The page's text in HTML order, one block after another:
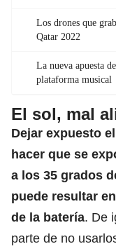
Los drones que
Qatar 2022
La nueva apuesta
plataforma musical
El sol, mal
Dejar expuesto
hacer que se
a los 35 grados
puede resultar
de la batería. De
parte de no